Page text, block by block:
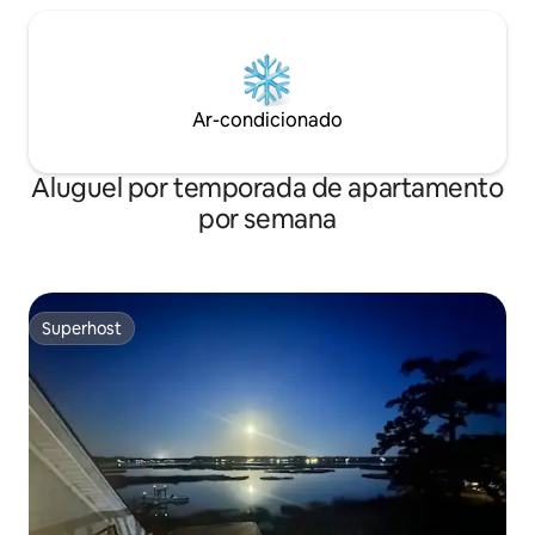
Ar-condicionado
Aluguel por temporada de apartamento
por semana
Superhost
Superhost